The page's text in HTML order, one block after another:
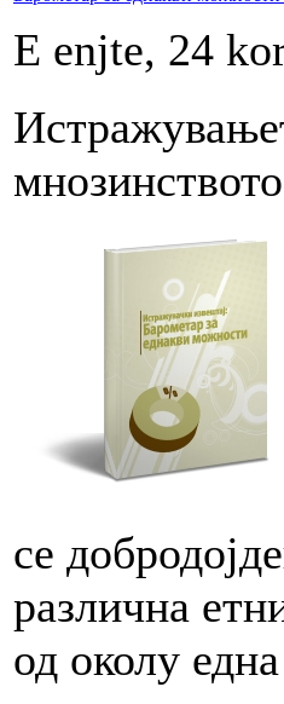
E enjte, 24
се
различна
од околу